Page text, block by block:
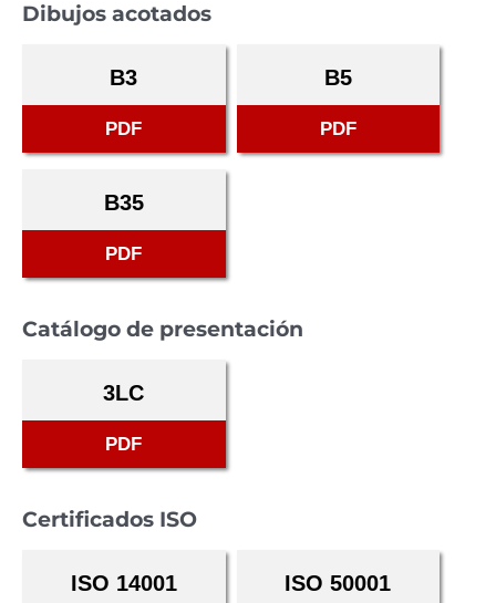
Dibujos acotados
B3
PDF
B5
PDF
B35
PDF
Catálogo de presentación
3LC
PDF
Certificados ISO
ISO 14001 ISO 50001